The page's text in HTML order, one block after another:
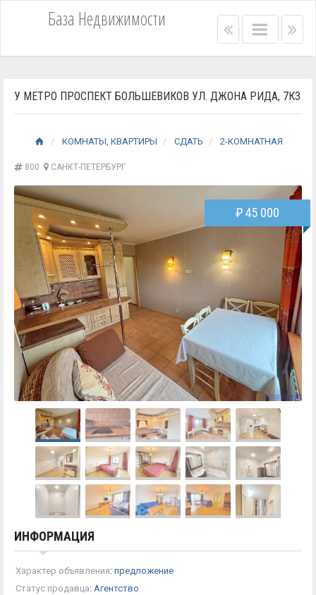
База Недвижимости Left
bar
Main
menu
Right
menu
bar
У МЕТРО ПРОСПЕКТ БОЛЬШЕВИКОВ УЛ. ДЖОНА РИДА, 7К3
КОМНАТЫ, КВАРТИРЫ СДАТЬ 2-КОМНАТНАЯ
800 САНКТ-ПЕТЕРБУРГ
₽45 000
ИНФОРМАЦИЯ
Характер объявления: предложение
Статус продавца: Агентство